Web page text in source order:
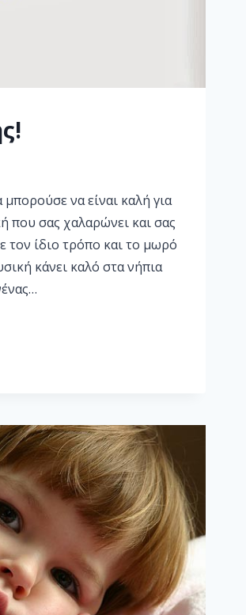
να είναι καλή για
που σας χαλαρώνει και σας
τον ίδιο τρόπο και το μωρό
κάνει καλό στα νήπια